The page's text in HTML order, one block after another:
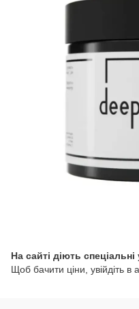
На сайті діють
Щоб бачити ціни, увійдіть в